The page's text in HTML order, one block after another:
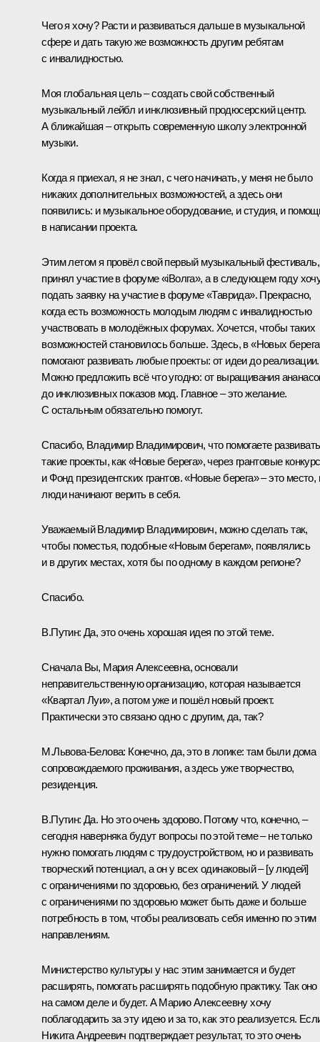
Чего я хочу? Расти и развиваться дальше в музыкальной
сфере и дать такую же возможность другим ребятам
с инвалидностью.
Моя глобальная цель – создать свой собственный
музыкальный лейбл и инклюзивный продюсерский центр.
А ближайшая – открыть современную школу электронной
музыки.
Когда я приехал, я не знал, с чего начинать, у меня не было
никаких дополнительных возможностей, а здесь они
появились: и музыкальное оборудование, и студия, и
в написании проекта.
Этим летом я провёл свой первый музыкальный фестиваль,
принял участие в форуме «iВолга», а в следующем году
подать заявку на участие в форуме «Таврида». Прекрасно,
когда есть возможность молодым людям с инвалидностью
участвовать в молодёжных форумах. Хочется, чтобы таких
возможностей становилось больше. Здесь, в «Новых
помогают развивать любые проекты: от идеи до реализации.
Можно предложить всё что угодно: от выращивания
до инклюзивных показов мод. Главное – это желание.
С остальным обязательно помогут.
Спасибо, Владимир Владимирович, что помогаете развивать
такие проекты, как «Новые берега», через грантовые
и Фонд президентских грантов. «Новые берега» – это место,
люди начинают верить в себя.
Уважаемый Владимир Владимирович, можно сделать так,
чтобы поместья, подобные «Новым берегам», появлялись
и в других местах, хотя бы по одному в каждом регионе?
Спасибо.
В.Путин: Да, это очень хорошая идея по этой теме.
Сначала Вы, Мария Алексеевна, основали
неправительственную организацию, которая называется
«Квартал Луи», а потом уже и пошёл новый проект.
Практически это связано одно с другим, да, так?
М.Львова-Белова: Конечно, да, это в логике: там были дома
сопровождаемого проживания, а здесь уже творчество,
резиденция.
В.Путин: Да. Но это очень здорово. Потому что, конечно, –
сегодня наверняка будут вопросы по этой теме – не только
нужно помогать людям с трудоустройством, но и развивать
творческий потенциал, а он у всех одинаковый – [у людей]
с ограничениями по здоровью, без ограничений. У людей
с ограничениями по здоровью может быть даже и больше
потребность в том, чтобы реализовать себя именно по этим
направлениям.
Министерство культуры у нас этим занимается и будет
расширять, помогать расширять подобную практику. Так оно
на самом деле и будет. А Марию Алексеевну хочу
поблагодарить за эту идею и за то, как это реализуется.
Никита Андреевич подтверждает результат, то это очень